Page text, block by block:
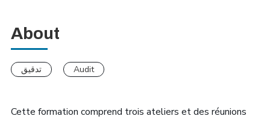
About
تدقيق Audit
Cette formation comprend trois ateliers et des réunions